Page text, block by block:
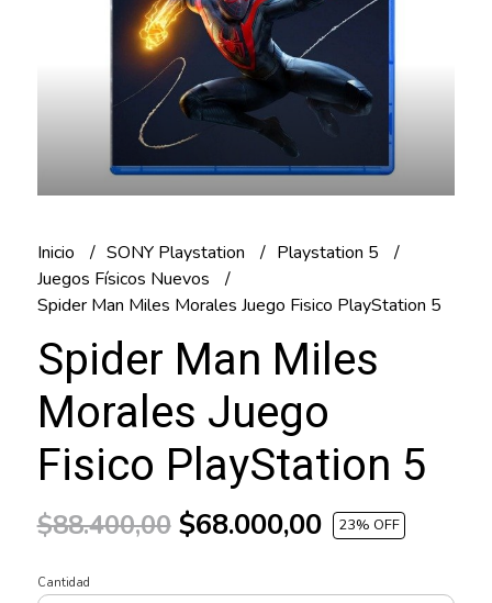
Inicio SONY Playstation
Playstation 5
Juegos Físicos Nuevos
Spider Man Miles Morales Juego Fisico PlayStation 5
Spider Man Miles
Morales Juego
Fisico PlayStation 5
$88.400,00$68.000,00 23% OFF
Cantidad